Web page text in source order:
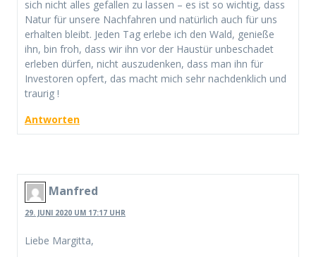
sich nicht alles gefallen zu lassen – es ist so wichtig, dass
Natur für unsere Nachfahren und natürlich auch für uns
erhalten bleibt. Jeden Tag erlebe ich den Wald, genieße
ihn, bin froh, dass wir ihn vor der Haustür unbeschadet
erleben dürfen, nicht auszudenken, dass man ihn für
Investoren opfert, das macht mich sehr nachdenklich und
traurig !
Antworten
Manfred
29. JUNI 2020 UM 17:17 UHR
Liebe Margitta,